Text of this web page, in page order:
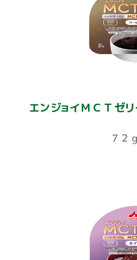
エンジョイＭＣＴゼ
７２